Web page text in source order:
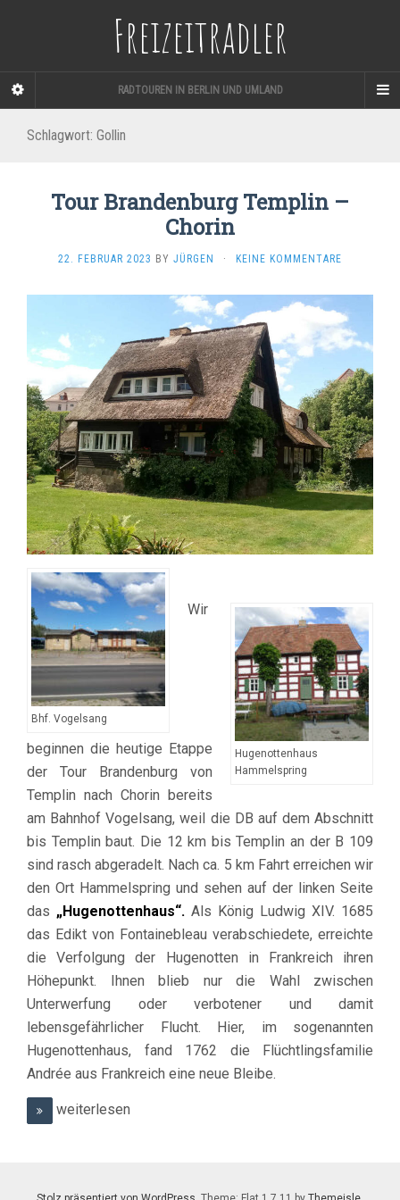
Freizeitradler
RADTOUREN IN BERLIN UND UMLAND
Schlagwort: Gollin
Tour Brandenburg Templin –
Chorin
22. FEBRUAR 2023 BY JÜRGEN · KEINE KOMMENTARE
Bhf. Vogelsang
Hugenottenhaus
Hammelspring
Wir
beginnen die heutige Etappe
der Tour Brandenburg von
Templin nach Chorin bereits
am Bahnhof Vogelsang, weil die DB auf dem Abschnitt
bis Templin baut. Die 12 km bis Templin an der B 109
sind rasch abgeradelt. Nach ca. 5 km Fahrt erreichen wir
den Ort Hammelspring und sehen auf der linken Seite
das „Hugenottenhaus“. Als König Ludwig XIV. 1685
das Edikt von Fontainebleau verabschiedete, erreichte
die Verfolgung der Hugenotten in Frankreich ihren
Höhepunkt. Ihnen blieb nur die Wahl zwischen
Unterwerfung oder verbotener und damit
lebensgefährlicher Flucht. Hier, im sogenannten
Hugenottenhaus, fand 1762 die Flüchtlingsfamilie
Andrée aus Frankreich eine neue Bleibe.
weiterlesen